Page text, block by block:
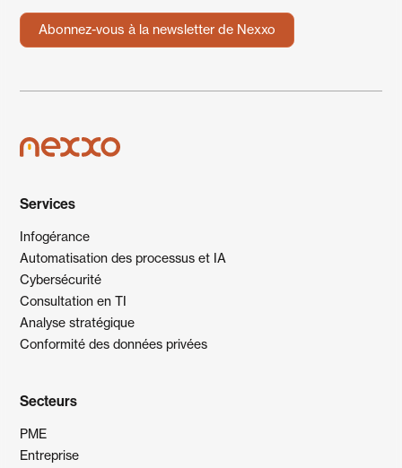
Abonnez-vous à la newsletter de Nexxo
Services
Infogérance
Automatisation des processus et IA
Cybersécurité
Consultation en TI
Analyse stratégique
Conformité des données privées
Secteurs
PME
Entreprise